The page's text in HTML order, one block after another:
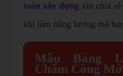
toán xây dựng xin chia
khi làm bảng lương mà
Mẫu Bảng
Chấm Công